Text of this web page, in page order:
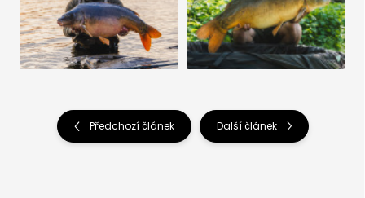
Předchozí článek Další článek